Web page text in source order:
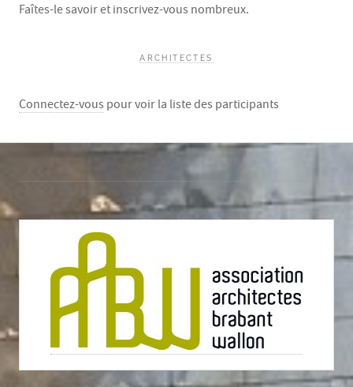
Faîtes-le savoir et inscrivez-vous nombreux.
ARCHITECTES
Connectez-vous pour voir la liste des participants